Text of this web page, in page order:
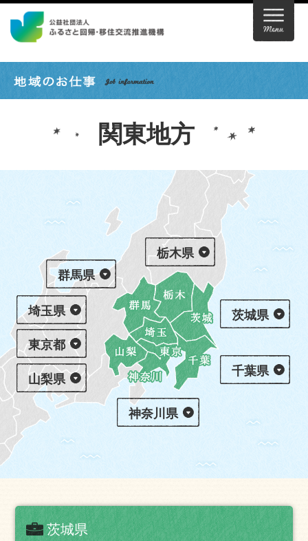
関東地方
茨城県
栃木県
群馬県
埼玉県
千葉県
東京都
神奈川県
山梨県
茨城県